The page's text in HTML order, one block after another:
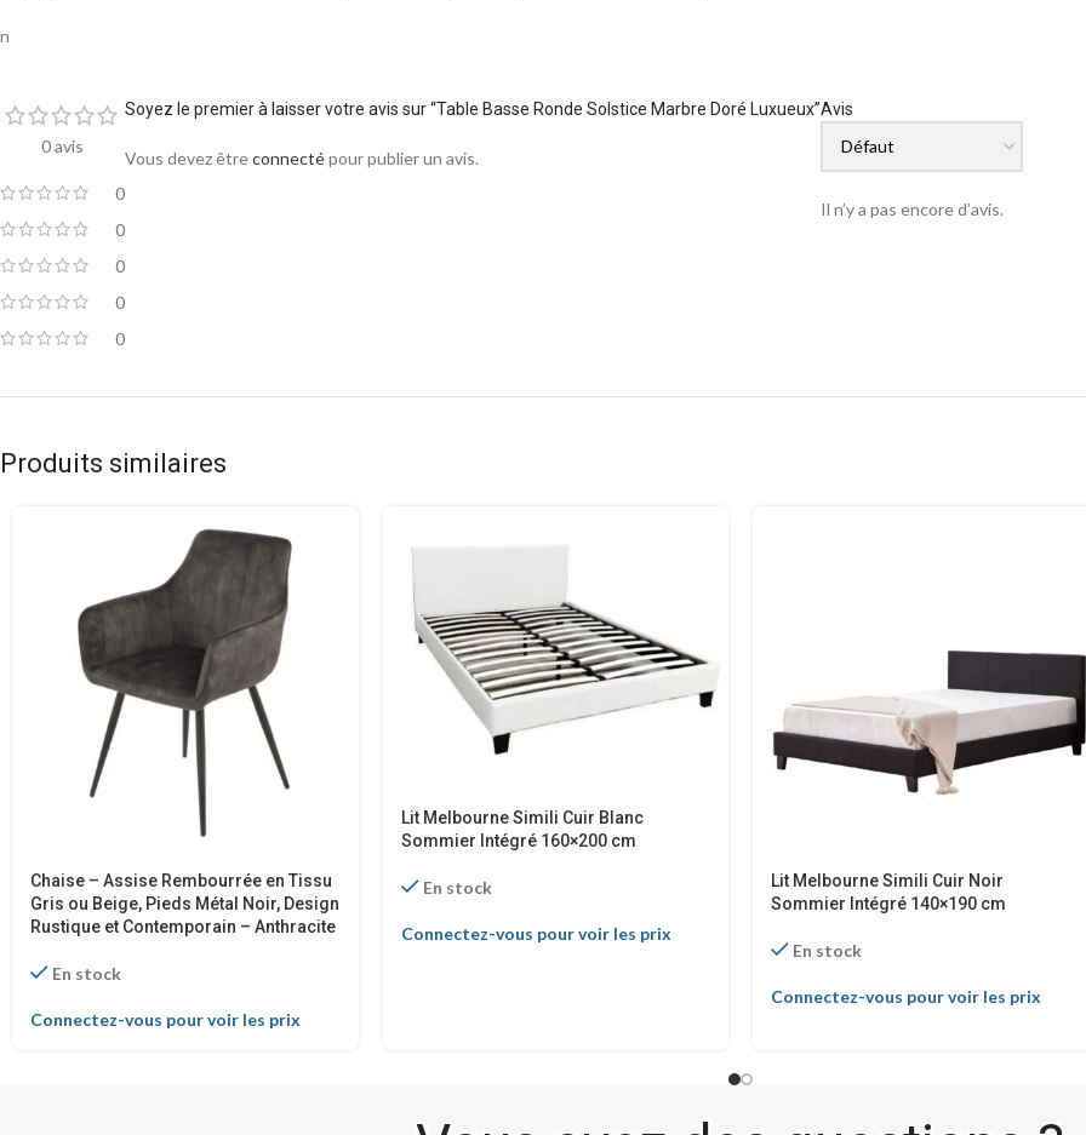
n
0 avis
0
0
0
0
0
Avis
Il n’y a pas encore d’avis.
Soyez le premier à laisser votre avis sur “Table Basse Ronde Solstice Marbre Doré Luxueux”
Vous devez êtreconnectépour publier un avis.
Produits similaires
Chaise – Assise Rembourrée en Tissu
Gris ou Beige, Pieds Métal Noir, Design
Rustique et Contemporain – Anthracite
En stock
Connectez-vous pour voir les prix
Lit Melbourne Simili Cuir Blanc
Sommier Intégré 160×200 cm
En stock
Connectez-vous pour voir les prix
Lit Melbourne Simili Cuir Noir
Sommier Intégré 140×190 cm
En stock
Connectez-vous pour voir les prix